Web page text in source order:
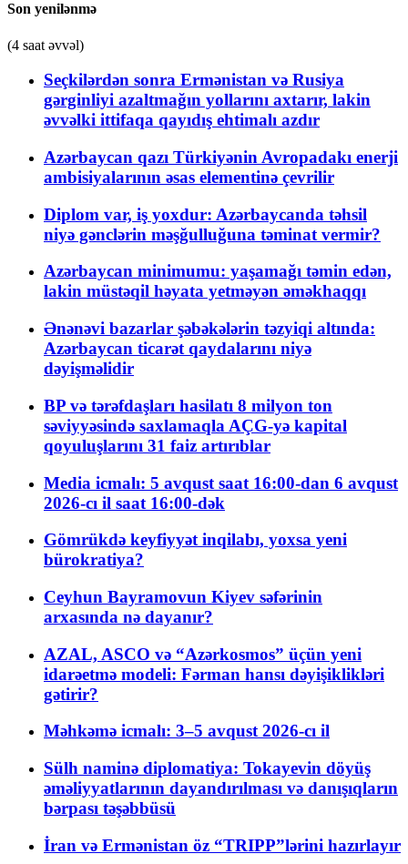
Son yenilənmə
(4 saat əvvəl)
Seçkilərdən sonra Ermənistan və Rusiya
gərginliyi azaltmağın yollarını axtarır, lakin
əvvəlki ittifaqa qayıdış ehtimalı azdır
Azərbaycan qazı Türkiyənin Avropadakı enerji
ambisiyalarının əsas elementinə çevrilir
Diplom var, iş yoxdur: Azərbaycanda təhsil
niyə gənclərin məşğulluğuna təminat vermir?
Azərbaycan minimumu: yaşamağı təmin edən,
lakin müstəqil həyata yetməyən əməkhaqqı
Ənənəvi bazarlar şəbəkələrin təzyiqi altında:
Azərbaycan ticarət qaydalarını niyə
dəyişməlidir
BP və tərəfdaşları hasilatı 8 milyon ton
səviyyəsində saxlamaqla AÇG-yə kapital
qoyuluşlarını 31 faiz artırıblar
Media icmalı: 5 avqust saat 16:00-dan 6 avqust
2026-cı il saat 16:00-dək
Gömrükdə keyfiyyət inqilabı, yoxsa yeni
bürokratiya?
Ceyhun Bayramovun Kiyev səfərinin
arxasında nə dayanır?
AZAL, ASCO və “Azərkosmos” üçün yeni
idarəetmə modeli: Fərman hansı dəyişiklikləri
gətirir?
Məhkəmə icmalı: 3–5 avqust 2026-cı il
Sülh naminə diplomatiya: Tokayevin döyüş
əməliyyatlarının dayandırılması və danışıqların
bərpası təşəbbüsü
İran və Ermənistan öz “TRIPP”lərini hazırlayır